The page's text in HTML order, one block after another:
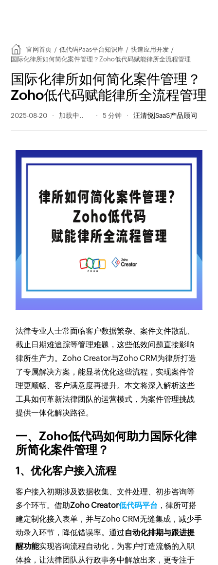
官网首页 / 低代码Paas平台知识库 / 快速应用开发 /
国际化律所如何简化案件管理？Zoho低代码赋能律所全流程管理
国际化律所如何简化案件管理？
Zoho低代码赋能律所全流程管理
2025-08-20 191 阅读量 5 分钟 汪清悦|SaaS产品顾问
法律专业人士常面临客户数据繁杂、案件文件散乱、
截止日期难追踪等管理难题，这些低效问题直接影响
律所生产力。Zoho Creator与Zoho CRM为律所打造
了专属解决方案，能显著优化这些流程，实现案件管
理更顺畅、客户满意度再提升。本文将深入解析这些
工具如何革新法律团队的运营模式，为案件管理挑战
提供一体化解决路径。
一、Zoho低代码如何助力国际化律
所简化案件管理？
1、优化客户接入流程
客户接入初期涉及数据收集、文件处理、初步咨询等
多个环节。借助Zoho Creator低代码平台 ，律所可搭
建定制化接入表单，并与Zoho CRM无缝集成，减少手
动录入环节，降低错误率。通过自动化排期与跟进提
醒功能实现咨询流程自动化，为客户打造流畅的入职
体验，让法律团队从行政事务中解放出来，更专注于